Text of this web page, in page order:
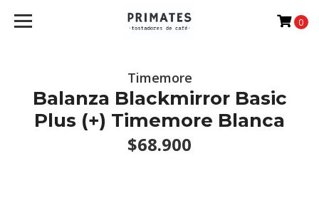
0
Timemore
Balanza Blackmirror Basic
Plus (+) Timemore Blanca
$68.900